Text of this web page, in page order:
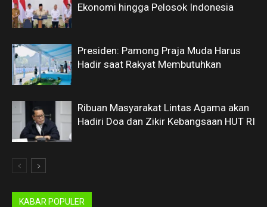
Ekonomi hingga Pelosok Indonesia
Presiden: Pamong Praja Muda Harus
Hadir saat Rakyat Membutuhkan
Ribuan Masyarakat Lintas Agama akan
Hadiri Doa dan Zikir Kebangsaan HUT RI
KABAR POPULER